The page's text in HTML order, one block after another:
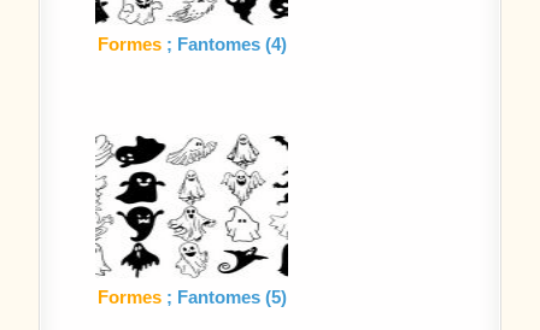
Formes ; Fantomes (4)
Formes ; Fantomes (5)